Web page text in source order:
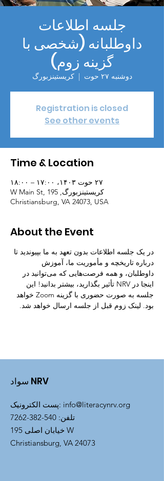
جلسه اطلاعات
داوطلبانه (شخصی با
گزینه زوم)
دوشنبه ۲۷ حوت
  |
کریستینزبورگ
Registration is closed
See other events
Time & Location
۲۷ حوت ۱۴۰۳، ۱۷:۰۰ – ۱۸:۰۰
کریستینزبورگ, 195 W Main St,
Christiansburg, VA 24073, USA
About the Event
در یک جلسه اطلاعات بدون تعهد به ما بپیوندید تا
درباره تاریخچه و مأموریت ما، آموزش
داوطلبان، و همه فرصت‌هایی که می‌توانید در
اینجا در NRV تأثیر بگذارید، بیشتر بدانید! این
جلسه به صورت حضوری با گزینه Zoom خواهد
بود. لینک زوم قبل از جلسه ارسال خواهد شد.
سواد NRV
پست الکترونیک: info@literacynrv.org
تلفن:
540-382-7262
خیابان اصلی 195 W
Christiansburg, VA 24073